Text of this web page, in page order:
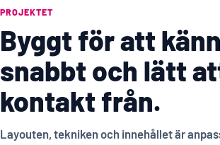
PROJEKTET
Byggt för att
snabbt och lätt
kontakt från.
Layouten, tekniken och innehållet är